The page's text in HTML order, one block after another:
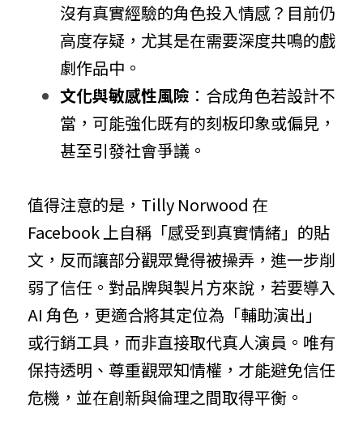
沒有真實經驗的角色投入情感？目前仍
高度存疑，尤其是在需要深度共鳴的戲
劇作品中。
文化與敏感性風險 ：合成角色若設計不
當，可能強化既有的刻板印象或偏見，
甚至引發社會爭議。
值得注意的是，Tilly Norwood 在
Facebook 上自稱「感受到真實情緒」的貼
文，反而讓部分觀眾覺得被操弄，進一步削
弱了信任。對品牌與製片方來說，若要導入
AI 角色，更適合將其定位為「輔助演出」
或行銷工具，而非直接取代真人演員。唯有
保持透明、尊重觀眾知情權，才能避免信任
危機，並在創新與倫理之間取得平衡。